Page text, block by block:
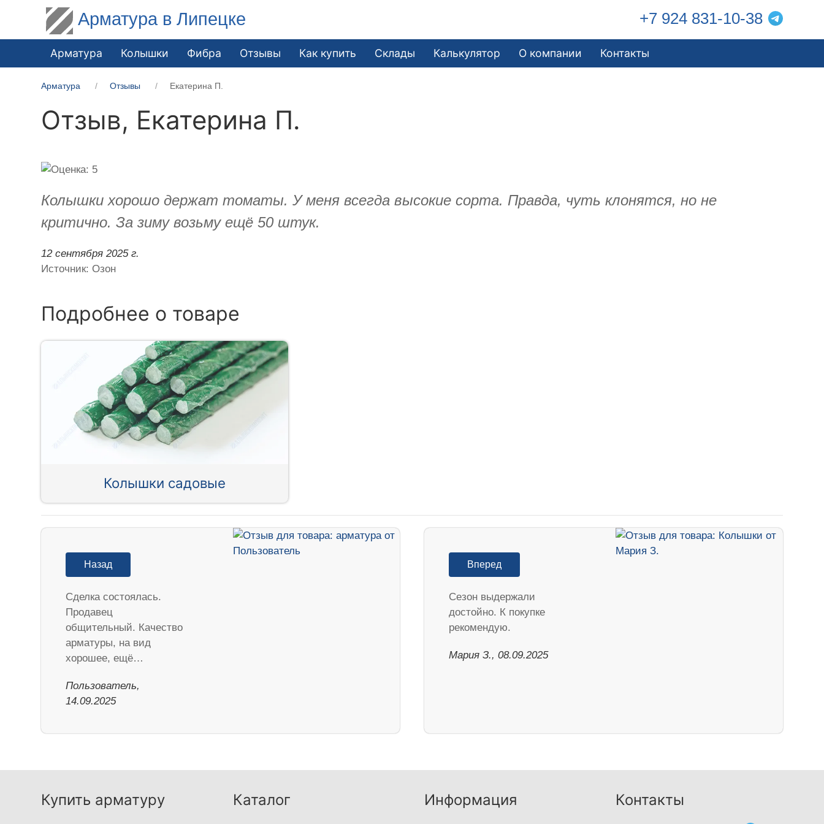
Арматура в Липецке +7 924 831-10-38
Арматура Колышки Фибра Отзывы Как купить Склады Калькулятор О компании Контакты
Арматура Отзывы Екатерина П.
Отзыв, Екатерина П.
Колышки хорошо держат томаты. У меня всегда высокие сорта. Правда, чуть клонятся, но не
критично. За зиму возьму ещё 50 штук.
12 сентября 2025 г.
Источник: Озон
Подробнее о товаре
Колышки садовые
Назад
Сделка состоялась.
Продавец
общительный. Качество
арматуры, на вид
хорошее, ещё…
Пользователь,
14.09.2025
Вперед
Cезон выдержали
достойно. К покупке
рекомендую.
Мария З., 08.09.2025
Купить арматуру Каталог Информация Контакты